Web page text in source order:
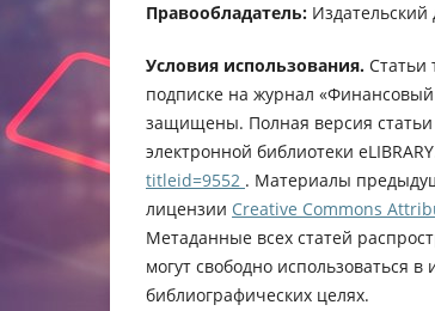
Правообладатель:
Условия использования. Статьи
подписке на журнал
защищены. Полная версия статьи
электронной библиотеки
titleid=9552 . Материалы
лицензии Creative Commons
Метаданные всех статей
могут свободно использоваться
библиографических целях.